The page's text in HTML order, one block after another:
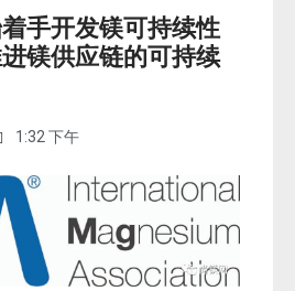
手开发镁可持续性
镁供应链的可持续
1:32 下午